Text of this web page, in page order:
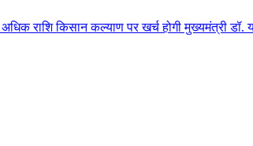
पर खर्च होगी मुख्यमंत्री डॉ. यादव के मुख्य